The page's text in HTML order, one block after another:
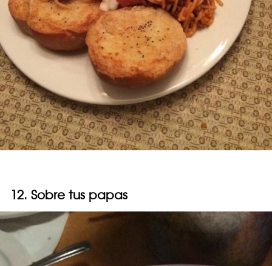
12. Sobre tus papas